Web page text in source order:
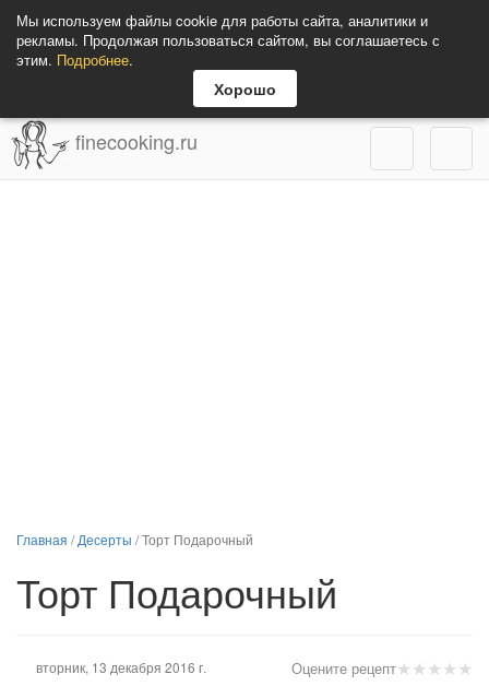
Мы используем файлы cookie для работы сайта, аналитики и
рекламы. Продолжая пользоваться сайтом, вы соглашаетесь с
этим. Подробнее.
Хорошо
finecooking.ru
Главная /Десерты /Торт Подарочный
Торт Подарочный
★★★★★
Оцените рецепт
вторник, 13 декабря 2016 г.